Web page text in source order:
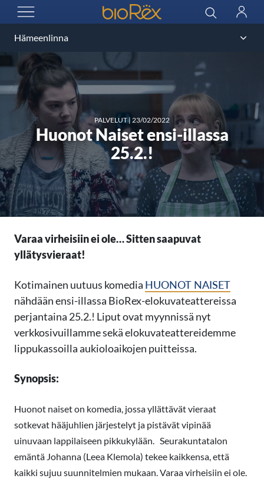
AVAA VALIKKO
BioRex Cinemas Haku
PALVELUT| 23/02/2022
Huonot Naiset ensi-illassa
25.2.!
Varaa virheisiin ei ole… Sitten saapuvat
yllätysvieraat!
Kotimainen uutuus komedia HUONOT NAISET
nähdään ensi-illassa BioRex-elokuvateattereissa
perjantaina 25.2.! Liput ovat myynnissä nyt
verkkosivuillamme sekä elokuvateattereidemme
lippukassoillaaukioloaikojen puitteissa.
Synopsis:
Huonot naiset on komedia, jossa yllättävät vieraat
sotkevat hääjuhlien järjestelyt ja pistävät vipinää
uinuvaan lappilaiseen pikkukylään. Seurakuntatalon
emäntä Johanna (Leea Klemola) tekee kaikkensa, että
kaikki sujuu suunnitelmien mukaan. Varaa virheisiin ei ole.